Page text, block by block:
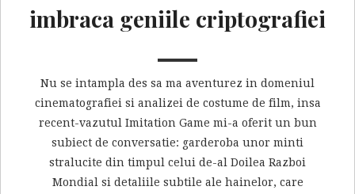
imbraca geniile criptografiei
Nu se intampla des sa ma aventurez in domeniul
cinematografiei si analizei de costume de film, insa
recent-vazutul Imitation Game mi-a oferit un bun
subiect de conversatie: garderoba unor minti
stralucite din timpul celui de-al Doilea Razboi
Mondial si detaliile subtile ale hainelor, care